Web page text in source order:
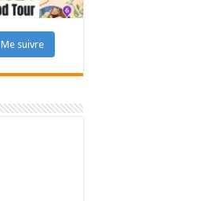
Me suivre